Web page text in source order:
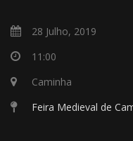
28 Julho, 2019
11:00
Caminha
Feira Medieval de